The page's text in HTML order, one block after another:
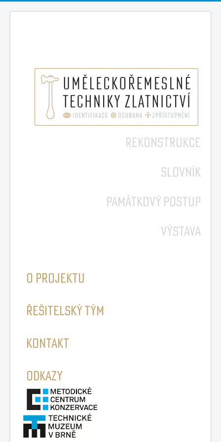
REKONSTRUKCE
SLOVNÍK
PAMÁTKOVÝ POSTUP
VÝSTAVA
O PROJEKTU
ŘEŠITELSKÝ TÝM
KONTAKT
ODKAZY